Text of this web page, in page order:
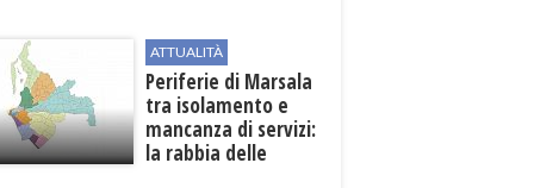
ATTUALITÀ
Periferie di Marsala
tra isolamento e
mancanza di servizi:
la rabbia delle